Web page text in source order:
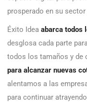
prosperado en su
Éxito Idea abarca todos
desglosa cada parte
todos los tamaños y de
para alcanzar nuevas
alentamos a las
para continuar